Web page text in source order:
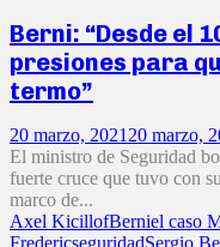
Berni: “Desde el
presiones para
termo”
20 marzo, 2021 20 marzo,
El ministro de Seguridad
fuerte cruce que tuvo con
marco de...
Axel KicillofBerniel caso